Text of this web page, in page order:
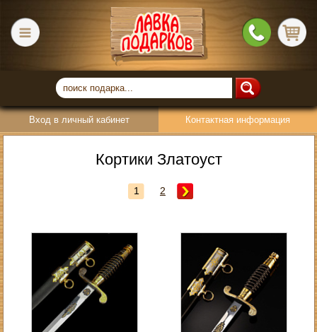
Вход в личный кабинет Контактная информация
Кортики Златоуст
1 2